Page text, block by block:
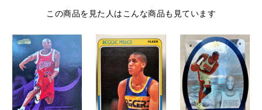
この商品を見た人はこんな商品も見ています